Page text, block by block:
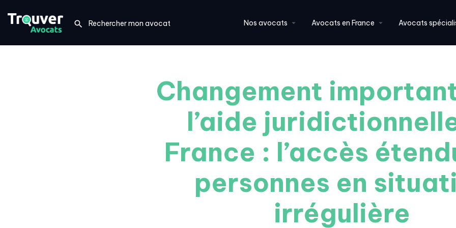
Nos avocats Avocats en France Avocats
Changement
l’aide
France : l’accès
personnes en
irrégulière